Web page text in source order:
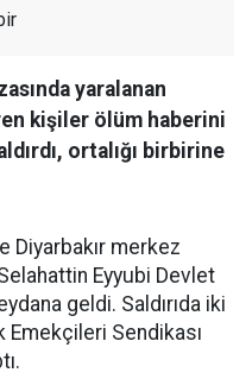
yaralanan
kişiler ölüm haberini
ortalığı birbirine
Diyarbakır merkez
Eyyubi Devlet
geldi. Saldırıda iki
Emekçileri Sendikası